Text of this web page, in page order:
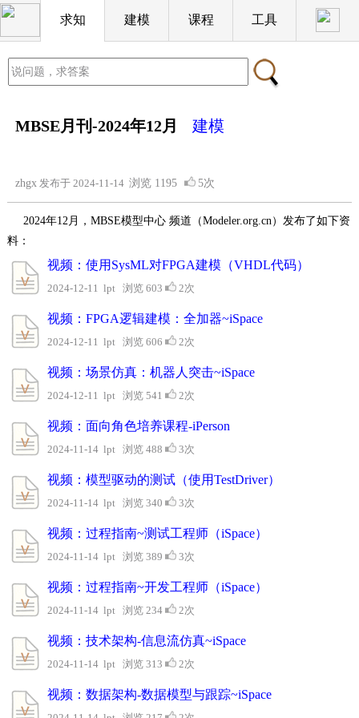
求知 建模 课程 工具
MBSE月刊-2024年12月 建模
zhgx 发布于 2024-11-14 浏览 1195 5次
2024年12月，MBSE模型中心 频道（Modeler.org.cn）发布了如下资
料：
视频：使用SysML对FPGA建模（VHDL代码）
2024-12-11 lpt 浏览 603 2次
视频：FPGA逻辑建模：全加器~iSpace
2024-12-11 lpt 浏览 606 2次
视频：场景仿真：机器人突击~iSpace
2024-12-11 lpt 浏览 541 2次
视频：面向角色培养课程-iPerson
2024-11-14 lpt 浏览 488 3次
视频：模型驱动的测试（使用TestDriver）
2024-11-14 lpt 浏览 340 3次
视频：过程指南~测试工程师（iSpace）
2024-11-14 lpt 浏览 389 3次
视频：过程指南~开发工程师（iSpace）
2024-11-14 lpt 浏览 234 2次
视频：技术架构-信息流仿真~iSpace
2024-11-14 lpt 浏览 313 2次
视频：数据架构-数据模型与跟踪~iSpace